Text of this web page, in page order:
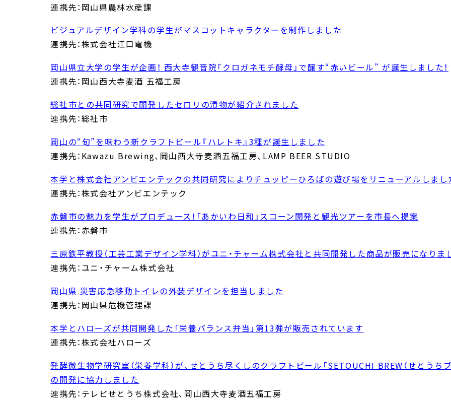
連携先：岡山県農林水産課
ビジュアルデザイン学科の学生がマスコットキャラクターを制作しました
連携先：株式会社江口電機
岡山県立大学の学生が企画！ 西大寺観音院「クロガネモチ酵母」で醸す“赤いビール” が誕生しました！
連携先：岡山西大寺麦酒 五福工房
総社市との共同研究で開発したセロリの漬物が紹介されました
連携先：総社市
岡山の“旬”を味わう新クラフトビール『ハレトキ』3種が誕生しました
連携先：Kawazu Brewing、岡山西大寺麦酒五福工房、LAMP BEER STUDIO
本学と株式会社アンビエンテックの共同研究によりチュッピーひろばの遊び場をリニューアルしまし
連携先：株式会社アンビエンテック
赤磐市の魅力を学生がプロデュース！「あかいわ日和」スコーン開発と観光ツアーを市長へ提案
連携先：赤磐市
三原鉄平教授（工芸工業デザイン学科）がユニ・チャーム株式会社と共同開発した商品が販売になりま
連携先：ユニ・チャーム株式会社
岡山県 災害応急移動トイレの外装デザインを担当しました
連携先：岡山県危機管理課
本学とハローズが共同開発した「栄養バランス弁当」第13弾が販売されています
連携先：株式会社ハローズ
発酵微生物学研究室（栄養学科）が、せとうち尽くしのクラフトビール「SETOUCHI BREW（せとうちブ
の開発に協力しました
連携先：テレビせとうち株式会社、岡山西大寺麦酒五福工房